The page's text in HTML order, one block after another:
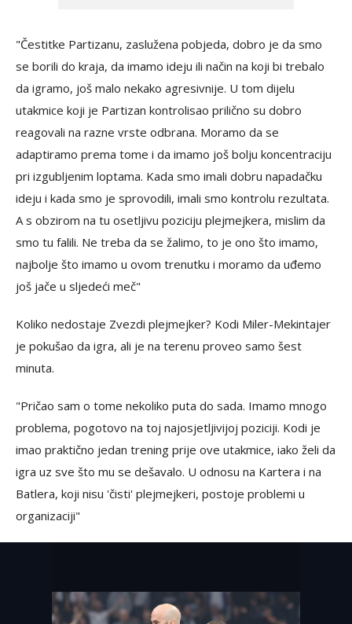
"Čestitke Partizanu, zaslužena pobjeda, dobro je da smo
se borili do kraja, da imamo ideju ili način na koji bi trebalo
da igramo, još malo nekako agresivnije. U tom dijelu
utakmice koji je Partizan kontrolisao prilično su dobro
reagovali na razne vrste odbrana. Moramo da se
adaptiramo prema tome i da imamo još bolju koncentraciju
pri izgubljenim loptama. Kada smo imali dobru napadačku
ideju i kada smo je sprovodili, imali smo kontrolu rezultata.
A s obzirom na tu osetljivu poziciju plejmejkera, mislim da
smo tu falili. Ne treba da se žalimo, to je ono što imamo,
najbolje što imamo u ovom trenutku i moramo da uđemo
još jače u sljedeći meč"
Koliko nedostaje Zvezdi plejmejker? Kodi Miler-Mekintajer
je pokušao da igra, ali je na terenu proveo samo šest
minuta.
"Pričao sam o tome nekoliko puta do sada. Imamo mnogo
problema, pogotovo na toj najosjetljivijoj poziciji. Kodi je
imao praktično jedan trening prije ove utakmice, iako želi da
igra uz sve što mu se dešavalo. U odnosu na Kartera i na
Batlera, koji nisu 'čisti' plejmejkeri, postoje problemi u
organizaciji"